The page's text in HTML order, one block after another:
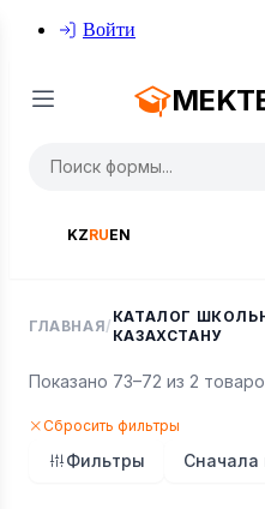
Войти
KZRUEN
ГЛАВНАЯ/
КАТАЛОГ
КАЗАХСТАНУ
Показано 73–72 из 2
Сбросить фильтры
Фильтры Сначала